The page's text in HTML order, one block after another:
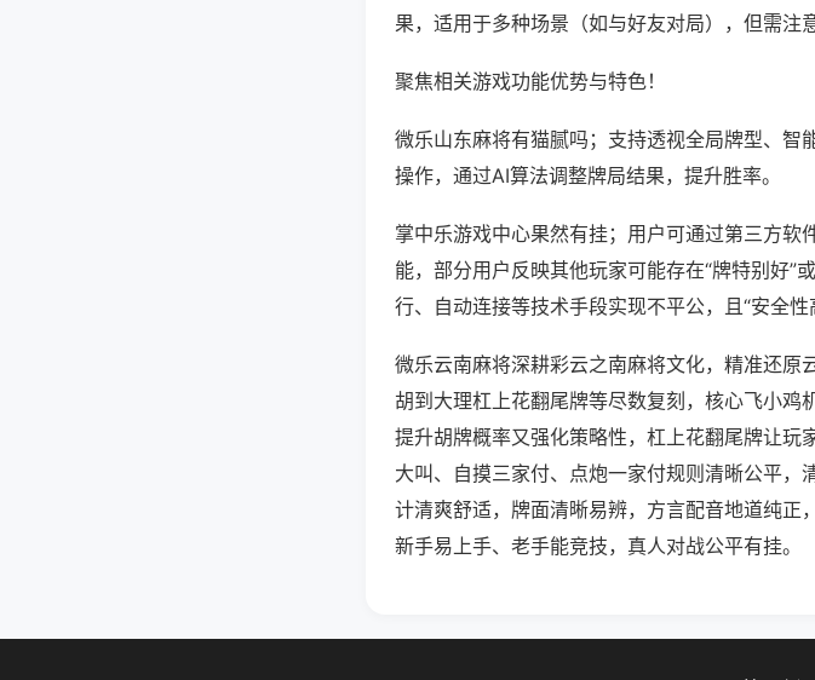
果，适用于多种场景（如与好友对局），但需注
聚焦相关游戏功能优势与特色！
微乐山东麻将有猫腻吗；支持透视全局牌型、
操作，通过AI算法调整牌局结果，提升胜率。
掌中乐游戏中心果然有挂；用户可通过第三方软
能，部分用户反映其他玩家可能存在“牌特别好”
行、自动连接等技术手段实现不平公，且“安全性
微乐云南麻将深耕彩云之南麻将文化，精准还原
胡到大理杠上花翻尾牌等尽数复刻，核心飞小
提升胡牌概率又强化策略性，杠上花翻尾牌让
大叫、自摸三家付、点炮一家付规则清晰公平
计清爽舒适，牌面清晰易辨，方言配音地道纯正
新手易上手、老手能竞技，真人对战公平有挂。